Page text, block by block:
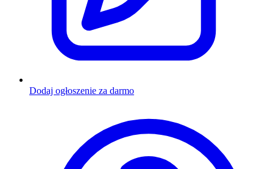
Dodaj ogłoszenie za darmo